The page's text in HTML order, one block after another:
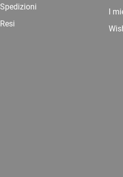
Spedizioni
Resi
I